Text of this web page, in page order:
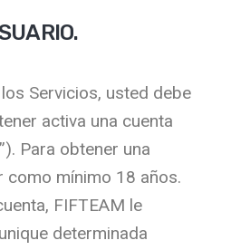
Servicios, usted debe
activa una cuenta
Para obtener una
como mínimo 18 años.
FIFTEAM le
determinada